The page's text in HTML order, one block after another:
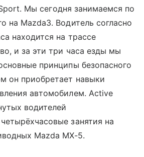
Мы сегодня занимаемся по
на Mazda3. Водитель согласно
находится на трассе
и за эти три часа езды мы
принципы безопасного
он приобретает навыки
автомобилем. Active
водителей
занятия на
Mazda MX-5.